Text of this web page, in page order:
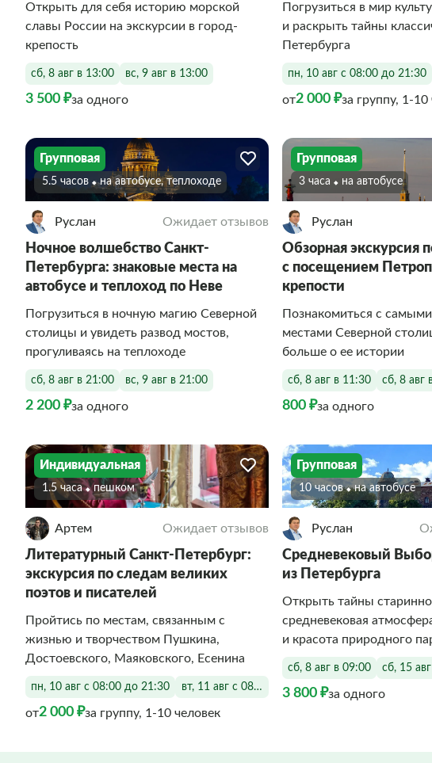
Открыть для себя историю морской
славы России на экскурсии в город-
крепость
сб, 8 авг в 13:00 вс, 9 авг в 13:00
3 500 ₽за одного
Погрузиться в мир
и раскрыть тайны
Петербурга
пн, 10 авг с 08:00 до 21:30
от2 000 ₽за группу, 1-10
Групповая
5.5 часов На автобусе, теплоходе
Руслан Ожидает отзывов
Ночное волшебство Санкт-
Петербурга: знаковые места на
автобусе и теплоход по Неве
Погрузиться в ночную магию Северной
столицы и увидеть развод мостов,
прогуливаясь на теплоходе
сб, 8 авг в 21:00 вс, 9 авг в 21:00
2 200 ₽за одного
Групповая
3 часа На автобусе
Руслан
Обзорная экскурсия
с посещением
крепости
Познакомиться с
местами Северной
больше о ее истории
сб, 8 авг в 11:30 сб, 8 авг
800 ₽за одного
Индивидуальная
1.5 часа Пешком
Артем Ожидает отзывов
Литературный Санкт-Петербург:
экскурсия по следам великих
поэтов и писателей
Пройтись по местам, связанным с
жизнью и творчеством Пушкина,
Достоевского, Маяковского, Есенина
пн, 10 авг с 08:00 до 21:30 вт, 11 авг с 08:00 до 21:30
от2 000 ₽за группу, 1-10 человек
Групповая
10 часов На автобусе
Руслан
Средневековый
из Петербурга
Открыть тайны
средневековая
и красота природного
сб, 8 авг в 09:00 сб, 15
3 800 ₽за одного